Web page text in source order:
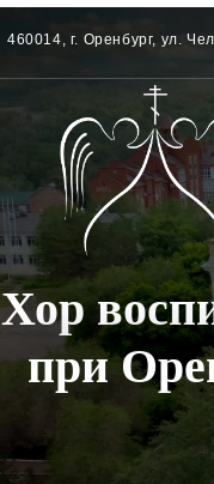
460014, г. Оренбург, ул.
Хор
при